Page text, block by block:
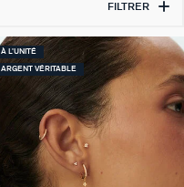
FILTRER
À L'UNITÉ
ARGENT VÉRITABLE